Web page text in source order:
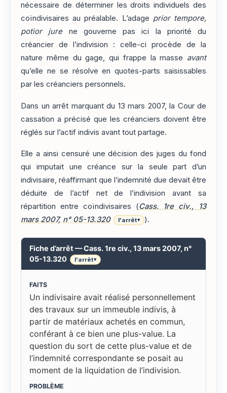
nécessaire de déterminer les droits individuels des
coïndivisaires au préalable. L’adage prior tempore,
potior jurene gouverne pas ici la priorité du
créancier de l’indivision : celle-ci procède de la
nature même du gage, qui frappe la masse avant
qu’elle ne se résolve en quotes-parts saisissables
par les créanciers personnels.
Dans un arrêt marquant du 13 mars 2007, la Cour de
cassation a précisé que les créanciers doivent être
réglés sur l’actif indivis avant tout partage.
Elle a ainsi censuré une décision des juges du fond
qui imputait une créance sur la seule part d’un
indivisaire, réaffirmant que l’indemnité due devait être
déduite de l’actif net de l’indivision avant sa
répartition entre coïndivisaires (Cass. 1re civ., 13
mars 2007, n° 05-13.320
l'arrêt▾ ).
Fiche d’arrêt — Cass. 1re civ., 13 mars 2007, n°
05-13.320
l'arrêt▾
FAITS
Un indivisaire avait réalisé personnellement
des travaux sur un immeuble indivis, à
partir de matériaux achetés en commun,
conférant à ce bien une plus-value. La
question du sort de cette plus-value et de
l’indemnité correspondante se posait au
moment de la liquidation de l’indivision.
PROBLÈME